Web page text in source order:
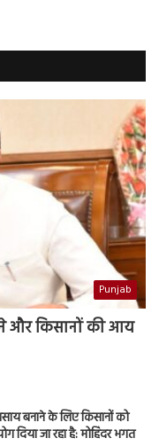
Punjab
और किसानों की आय
बनाने के लिए किसानों को
दिया जा रहा है: मोहिंदर भगत